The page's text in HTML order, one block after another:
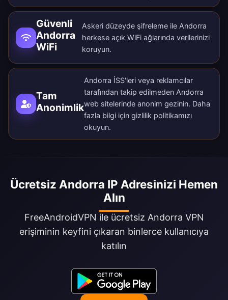
Güvenli
Andorra
WiFi
Askeri düzeyde şifreleme ile Andorra
herkese açık WiFi ağlarında verilerinizi
koruyun.
Tam
Anonimlik
Andorra İSS'leri veya reklamcılar
tarafından takip edilmeden Andorra
web sitelerinde anonim gezinin. Daha
fazla bilgi için gizlilik politikamızı
okuyun.
Ücretsiz Andorra IP Adresinizi Hemen
Alın
FreeAndroidVPN ile ücretsiz Andorra VPN
erişiminin keyfini çıkaran binlerce kullanıcıya
katılın